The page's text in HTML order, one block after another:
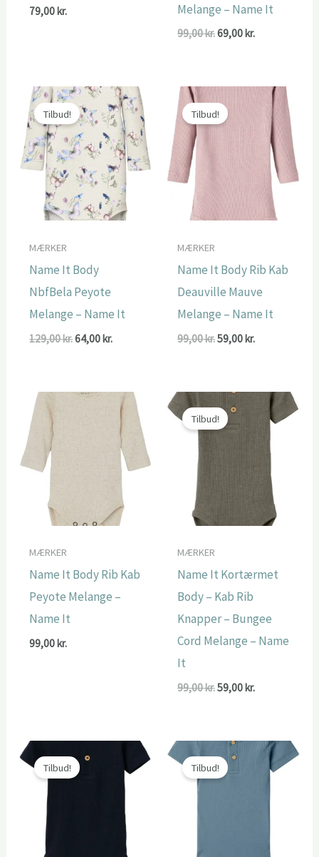
79,00 kr.
Melange – Name It
99,00kr.Den
99,00 kr..
69,00 kr.Den
69,00 kr..
Tilbud!
MÆRKER
Name It Body
NbfBela Peyote
Melange – Name It
129,00kr.Den
129,00 kr..
64,00kr.Den
64,00 kr..
Tilbud!
MÆRKER
Name It Body Rib Kab
Deauville Mauve
Melange – Name It
99,00kr.Den
99,00 kr..
59,00kr.Den
59,00 kr..
MÆRKER
Name It Body Rib Kab
Peyote Melange –
Name It
99,00kr.
Tilbud!
MÆRKER
Name It Kortærmet
Body – Kab Rib
Knapper – Bungee
Cord Melange – Name
It
99,00kr.Den
99,00 kr..
59,00kr.Den
59,00 kr..
Tilbud!
Tilbud!